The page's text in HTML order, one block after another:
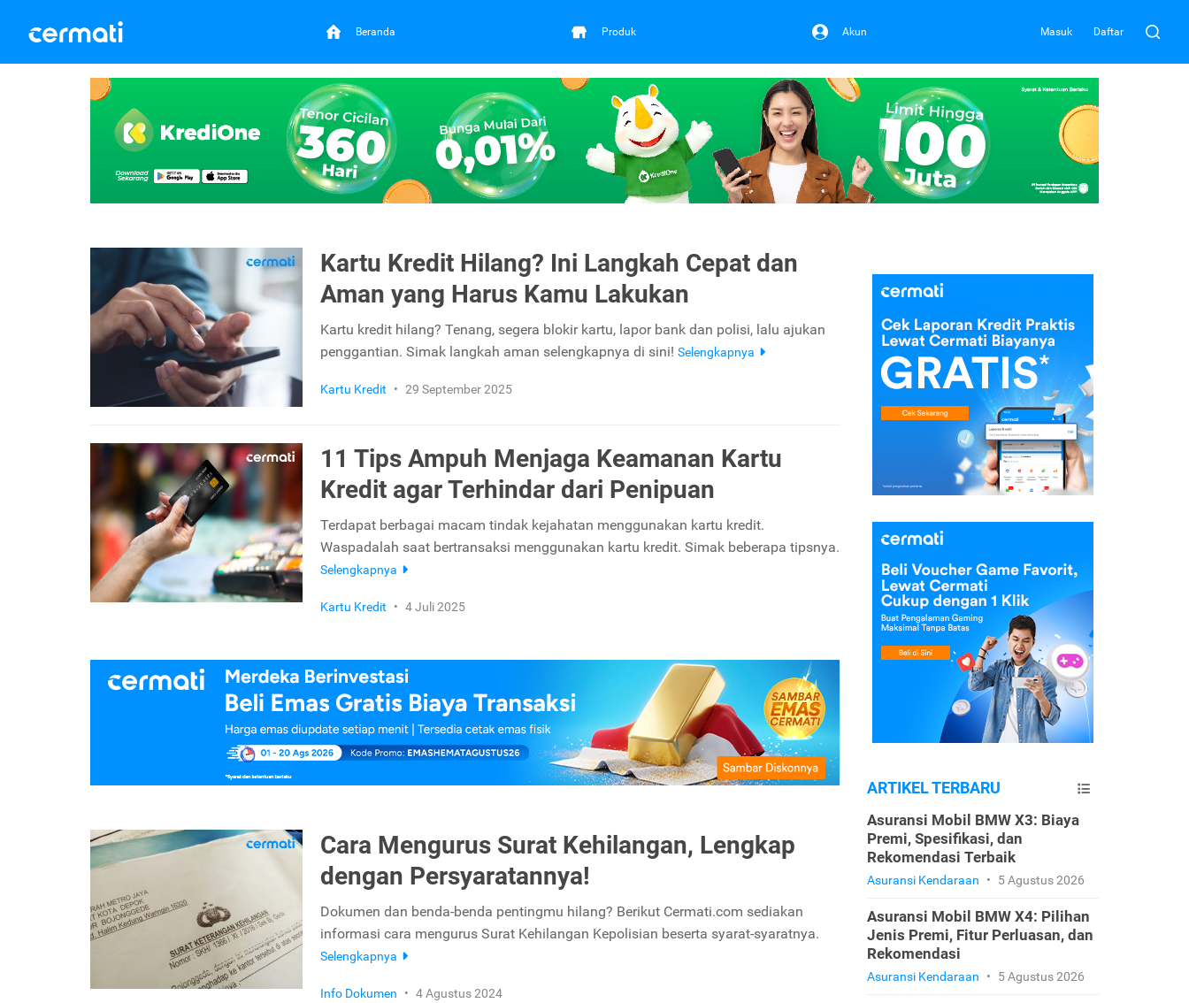
Beranda Produk Akun Masuk Daftar
Kartu Kredit Hilang? Ini Langkah Cepat dan
Aman yang Harus Kamu Lakukan
Kartu kredit hilang? Tenang, segera blokir kartu, lapor bank dan polisi, lalu ajukan
penggantian. Simak langkah aman selengkapnya di sini! Selengkapnya
Kartu Kredit • 29 September 2025
11 Tips Ampuh Menjaga Keamanan Kartu
Kredit agar Terhindar dari Penipuan
Terdapat berbagai macam tindak kejahatan menggunakan kartu kredit.
Waspadalah saat bertransaksi menggunakan kartu kredit. Simak beberapa tipsnya.
Selengkapnya
Kartu Kredit • 4 Juli 2025
Cara Mengurus Surat Kehilangan, Lengkap
dengan Persyaratannya!
Dokumen dan benda-benda pentingmu hilang? Berikut Cermati.com sediakan
informasi cara mengurus Surat Kehilangan Kepolisian beserta syarat-syaratnya.
Selengkapnya
Info Dokumen • 4 Agustus 2024
ARTIKEL TERBARU
Asuransi Mobil BMW X3: Biaya
Premi, Spesifikasi, dan
Rekomendasi Terbaik
Asuransi Kendaraan • 5 Agustus 2026
Asuransi Mobil BMW X4: Pilihan
Jenis Premi, Fitur Perluasan, dan
Rekomendasi
Asuransi Kendaraan • 5 Agustus 2026